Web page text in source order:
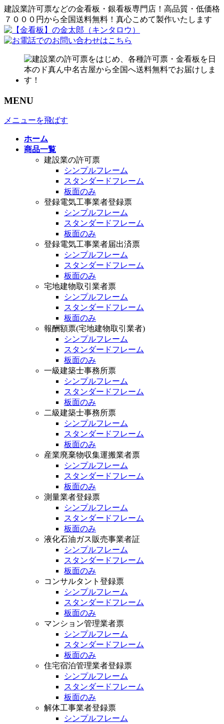
建設業許可票などの金看板・銀看板専門店！高品質・低価格
７０００円から全国送料無料！真心こめて製作いたします
MENU
メニューを飛ばす
ホーム
商品一覧
建設業の許可票
シンプルフレーム
スタンダードフレーム
板面のみ
登録電気工事業者登録票
シンプルフレーム
スタンダードフレーム
板面のみ
登録電気工事業者届出済票
シンプルフレーム
スタンダードフレーム
板面のみ
宅地建物取引業者票
シンプルフレーム
スタンダードフレーム
板面のみ
報酬額票(宅地建物取引業者)
シンプルフレーム
スタンダードフレーム
板面のみ
一級建築士事務所票
シンプルフレーム
スタンダードフレーム
板面のみ
二級建築士事務所票
シンプルフレーム
スタンダードフレーム
板面のみ
産業廃棄物収集運搬業者票
シンプルフレーム
スタンダードフレーム
板面のみ
測量業者登録票
シンプルフレーム
スタンダードフレーム
板面のみ
液化石油ガス販売事業者証
シンプルフレーム
スタンダードフレーム
板面のみ
コンサルタント登録票
シンプルフレーム
スタンダードフレーム
板面のみ
マンション管理業者票
シンプルフレーム
スタンダードフレーム
板面のみ
住宅宿泊管理業者登録票
シンプルフレーム
スタンダードフレーム
板面のみ
解体工事業者登録票
シンプルフレーム